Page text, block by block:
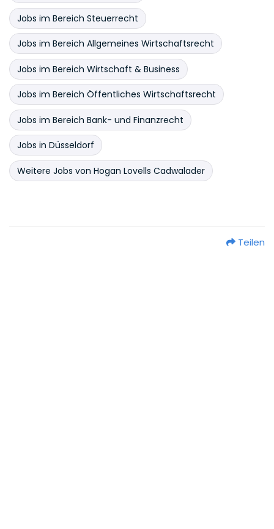
Jobs im Bereich Steuerrecht
Jobs im Bereich Allgemeines Wirtschaftsrecht
Jobs im Bereich Wirtschaft & Business
Jobs im Bereich Öffentliches Wirtschaftsrecht
Jobs im Bereich Bank- und Finanzrecht
Jobs in Düsseldorf
Weitere Jobs von Hogan Lovells Cadwalader
Teilen